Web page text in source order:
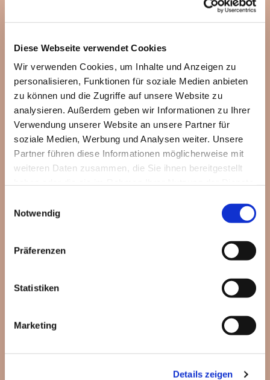
Diese Webseite verwendet Cookies
Wir verwenden Cookies, um Inhalte und Anzeigen zu
personalisieren, Funktionen für soziale Medien anbieten
zu können und die Zugriffe auf unsere Website zu
analysieren. Außerdem geben wir Informationen zu Ihrer
Verwendung unserer Website an unsere Partner für
soziale Medien, Werbung und Analysen weiter. Unsere
Partner führen diese Informationen möglicherweise mit
weiteren Daten zusammen, die Sie ihnen bereitgestellt
Notwendig
Präferenzen
Statistiken
Marketing
Details zeigen